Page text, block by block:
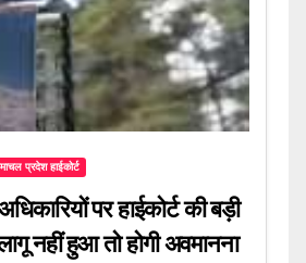
प्रदेश हाईकोर्ट
पर हाईकोर्ट की बड़ी
नहीं हुआ तो होगी अवमानना